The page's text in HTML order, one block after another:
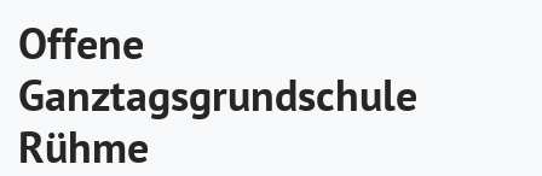
Offene
Ganztagsgrundschule
Rühme